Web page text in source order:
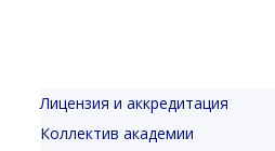
Лицензия и аккредитация
Коллектив академии